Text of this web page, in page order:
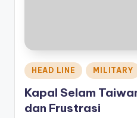
Posted
in
HEAD LINE MILITARY
Kapal Selam
dan Frustrasi